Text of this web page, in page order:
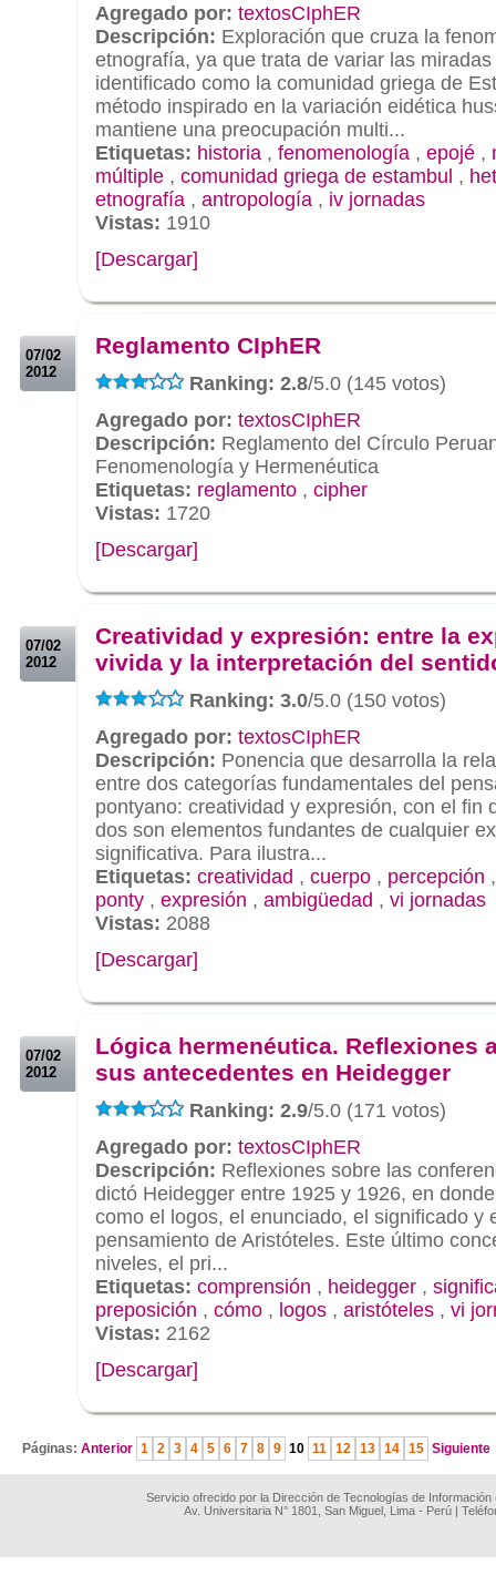
Agregado por: textosCIphER
Descripción: Exploración que cruza la
etnografía, ya que trata de variar las
identificado como la comunidad griega de
método inspirado en la variación eidética
mantiene una preocupación multi...
Etiquetas: historia , fenomenología , epojé ,
múltiple , comunidad griega de estambul ,
etnografía , antropología , iv jornadas
Vistas: 1910
[Descargar]
07/02
2012
Reglamento CIphER
Ranking: 2.8/5.0 (145 votos)
Agregado por: textosCIphER
Descripción: Reglamento del Círculo
Fenomenología y Hermenéutica
Etiquetas: reglamento , cipher
Vistas: 1720
[Descargar]
07/02
2012
Creatividad y expresión: entre la
vivida y la interpretación del
Ranking: 3.0/5.0 (150 votos)
Agregado por: textosCIphER
Descripción: Ponencia que desarrolla la
entre dos categorías fundamentales del
pontyano: creatividad y expresión, con el fin
dos son elementos fundantes de cualquier
significativa. Para ilustra...
Etiquetas: creatividad , cuerpo , percepción
ponty , expresión , ambigüedad , vi jornadas
Vistas: 2088
[Descargar]
07/02
2012
Lógica hermenéutica. Reflexiones
sus antecedentes en Heidegger
Ranking: 2.9/5.0 (171 votos)
Agregado por: textosCIphER
Descripción: Reflexiones sobre las
dictó Heidegger entre 1925 y 1926, en
como el logos, el enunciado, el significado y
pensamiento de Aristóteles. Este último
niveles, el pri...
Etiquetas: comprensión , heidegger ,
preposición , cómo , logos , aristóteles , vi
Vistas: 2162
[Descargar]
Páginas: Anterior 1 2 3 4 5 6 7 8 9 10 11 12 13 14 15 Siguiente
Servicio ofrecido por la Dirección de Tecnologías de
Av. Universitaria N° 1801, San Miguel, Lima - Perú |